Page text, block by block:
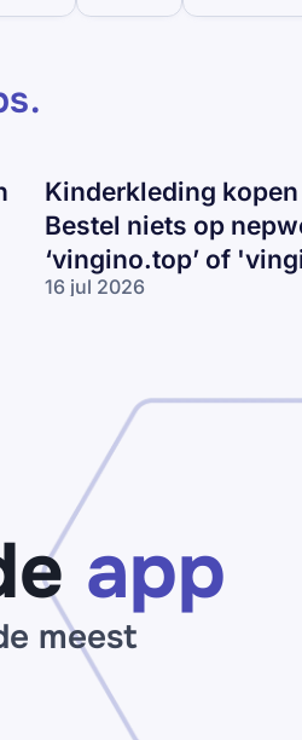
.
Kinderkleding
Bestel niets op
‘vingino.top’ of
16 jul 2026
nepwebshop
‘vingino.top’
of 'vingino-
nl.top'
app
meest